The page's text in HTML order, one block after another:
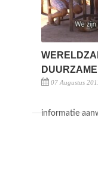
07 Augustus
informatie